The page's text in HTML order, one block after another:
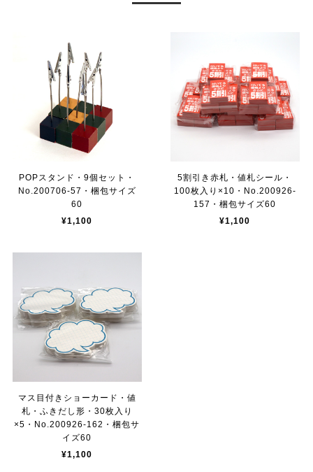
POPスタンド・9個セット・
No.200706-57・梱包サイズ
60
¥1,100
5割引き赤札・値札シール・
100枚入り×10・No.200926-
157・梱包サイズ60
¥1,100
マス目付きショーカード・値
札・ふきだし形・30枚入り
×5・No.200926-162・梱包サ
イズ60
¥1,100